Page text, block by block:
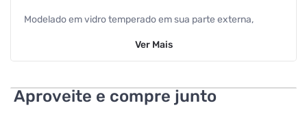
Modelado em vidro temperado em sua parte externa,
ou apagados e só acenderem quando forem utilizados.
dispositivo.
Ver Mais
Aproveite e compre junto